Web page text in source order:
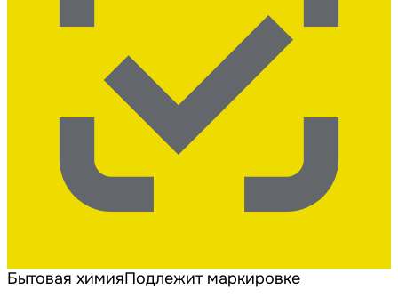
Бытовая химияПодлежит маркировке